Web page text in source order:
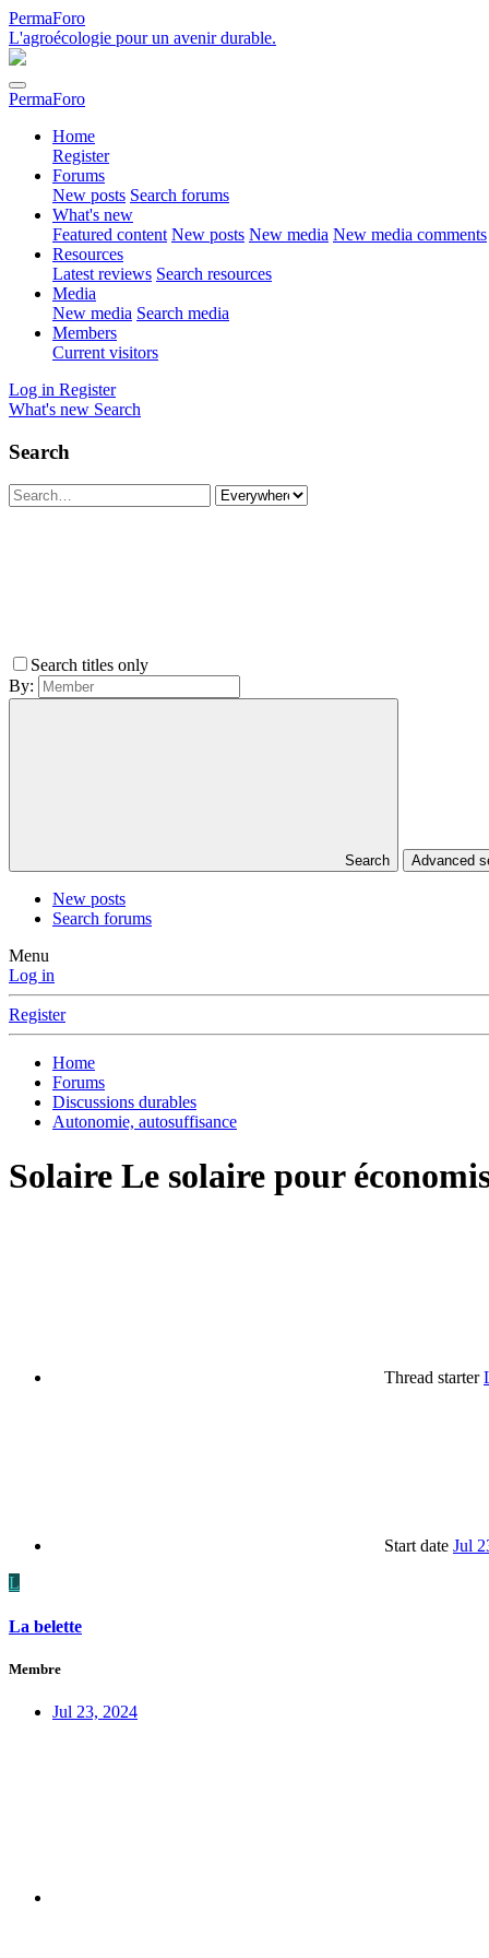
PermaForo
L'agroécologie pour un avenir durable.
PermaForo
Home
Register
Forums
New posts Search forums
What's new
Featured content New posts New media New media comments
Resources
Latest reviews Search resources
Media
New media Search media
Members
Current visitors
Log in Register
What's new Search
Search
Search titles only
By:
Search Advanced
New posts
Search forums
Menu
Log in
Register
Home
Forums
Discussions durables
Autonomie, autosuffisance
Solaire Le solaire pour
Thread starter
Start date Jul
L
La belette
Membre
Jul 23, 2024